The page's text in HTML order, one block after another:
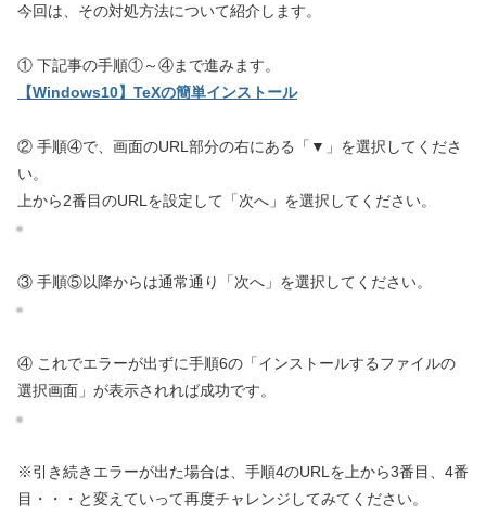
今回は、その対処方法について紹介します。
① 下記事の手順①～④まで進みます。
【Windows10】TeXの簡単インストール
② 手順④で、画面のURL部分の右にある「▼」を選択してくださ
い。
上から2番目のURLを設定して「次へ」を選択してください。
③ 手順⑤以降からは通常通り「次へ」を選択してください。
④ これでエラーが出ずに手順6の「インストールするファイルの
選択画面」が表示されれば成功です。
※引き続きエラーが出た場合は、手順4のURLを上から3番目、4番
目・・・と変えていって再度チャレンジしてみてください。